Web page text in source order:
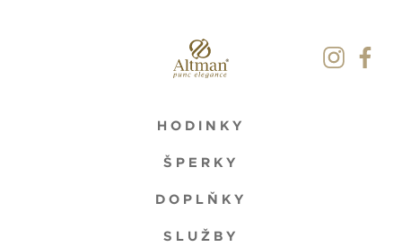
HODINKY
ŠPERKY
DOPLŇKY
SLUŽBY